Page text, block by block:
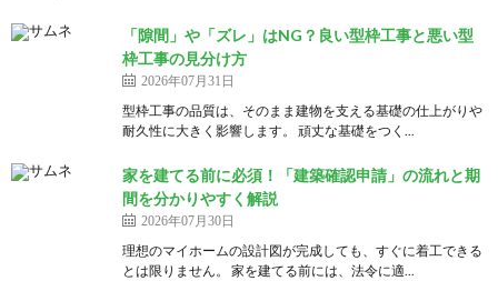
「隙間」や「ズレ」はNG？良い型枠工事と悪い型
枠工事の見分け方
2026年07月31日
型枠工事の品質は、そのまま建物を支える基礎の仕上がりや
耐久性に大きく影響します。 頑丈な基礎をつく...
家を建てる前に必須！「建築確認申請」の流れと期
間を分かりやすく解説
2026年07月30日
理想のマイホームの設計図が完成しても、すぐに着工できる
とは限りません。 家を建てる前には、法令に適...